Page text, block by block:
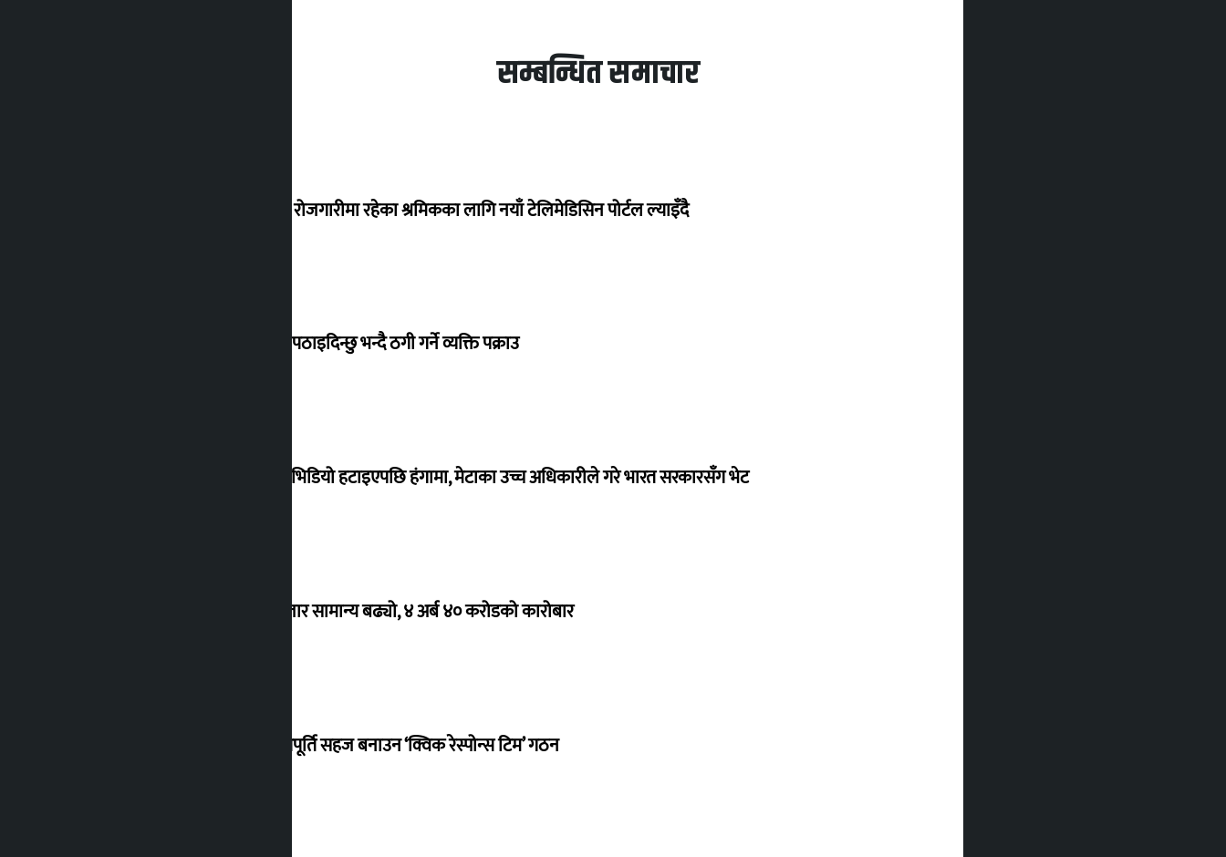
सम्बन्धित समाचार
वैदेशिक रोजगारीमा रहेका श्रमिकका लागि नयाँ टेलिमेडिसिन पोर्टल ल्याइँदै
बेलायत पठाइदिन्छु भन्दै ठगी गर्ने व्यक्ति पक्राउ
मोदीको भिडियो हटाइएपछि हंगामा, मेटाका उच्च अधिकारीले गरे भारत सरकारसँग भेट
शेयर बजार सामान्य बढ्यो, ४ अर्ब ४० करोडको कारोबार
ग्याँस आपूर्ति सहज बनाउन ‘क्विक रेस्पोन्स टिम’ गठन